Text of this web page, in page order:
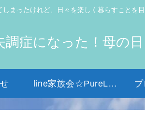
まったけれど、日々を楽しく暮らすことを
症になった！母の日
line家族会☆PureLight☆